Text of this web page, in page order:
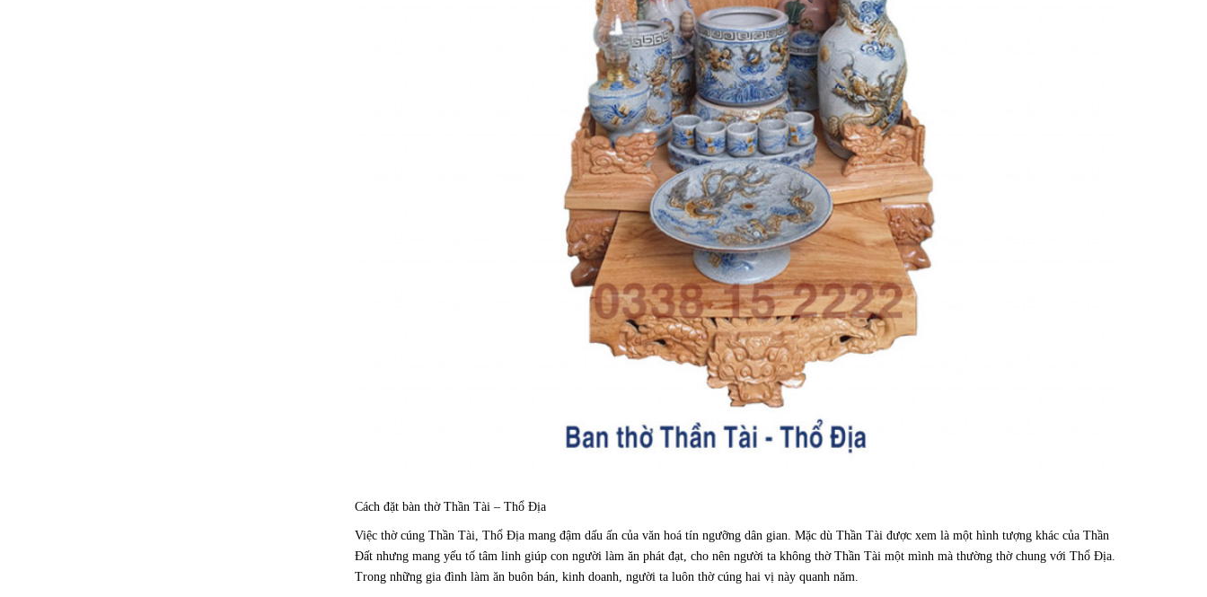
Cách đặt bàn thờ Thần Tài – Thổ Địa
Việc thờ cúng Thần Tài, Thổ Địa mang đậm dấu ấn của văn hoá tín ngưỡng dân gian. Mặc dù Thần Tài được xem là một hình tượng khác của Thần
Đất nhưng mang yếu tố tâm linh giúp con người làm ăn phát đạt, cho nên người ta không thờ Thần Tài một mình mà thường thờ chung với Thổ Địa.
Trong những gia đình làm ăn buôn bán, kinh doanh, người ta luôn thờ cúng hai vị này quanh năm.